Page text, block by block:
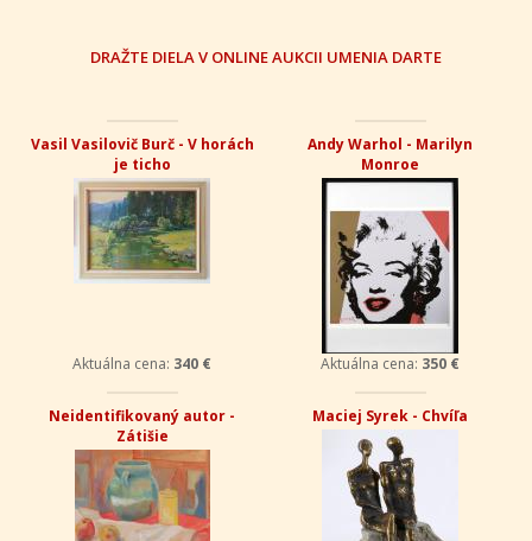
DRAŽTE DIELA V ONLINE AUKCII UMENIA DARTE
Vasil Vasilovič Burč - V horách
je ticho
Aktuálna cena: 340 €
Andy Warhol - Marilyn
Monroe
Aktuálna cena: 350 €
Neidentifikovaný autor -
Zátišie
Maciej Syrek - Chvíľa